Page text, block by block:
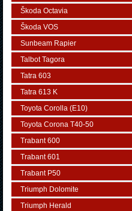
Škoda Octavia
Škoda VOS
Sunbeam Rapier
Talbot Tagora
Tatra 603
Tatra 613 K
Toyota Corolla (E10)
Toyota Corona T40-50
Trabant 600
Trabant 601
Trabant P50
Triumph Dolomite
Triumph Herald